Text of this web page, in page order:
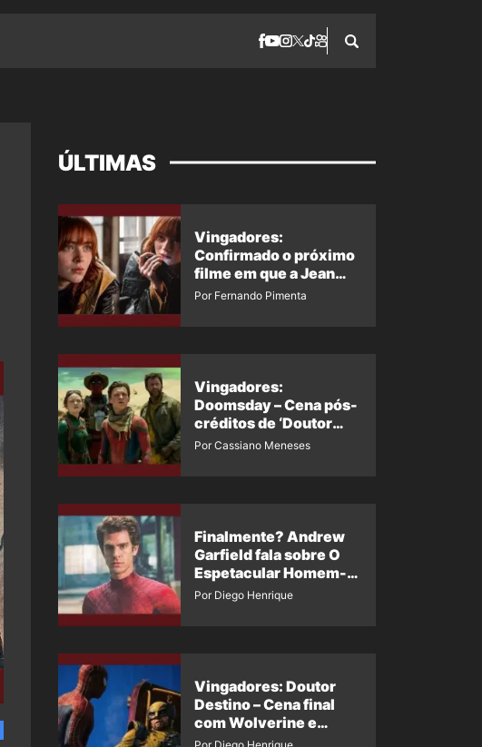
ÚLTIMAS
Vingadores:
Confirmado o próximo
filme em que a Jean
Grey irá aparecer
Por Fernando Pimenta
Vingadores:
Doomsday – Cena pós-
créditos de ‘Doutor
Destino’ é revelada
Por Cassiano Meneses
Finalmente? Andrew
Garfield fala sobre O
Espetacular Homem-
Aranha 3
Por Diego Henrique
Vingadores: Doutor
Destino – Cena final
com Wolverine e
Homem-Aranha de